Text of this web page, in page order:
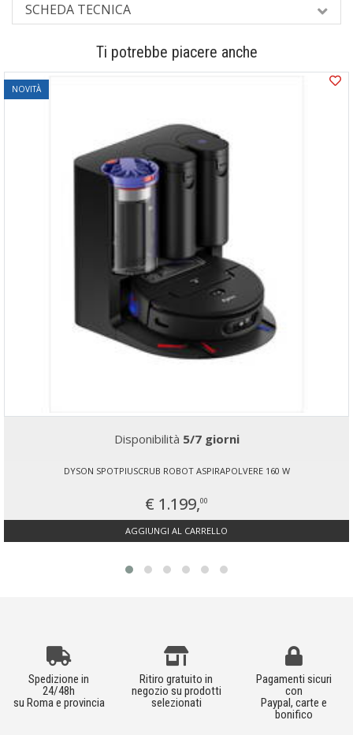
SCHEDA TECNICA
Ti potrebbe piacere anche
NOVITÀ
Disponibilità 5/7 giorni
DYSON SPOTPIUSCRUB ROBOT ASPIRAPOLVERE 160 W
€ 1.199,00
AGGIUNGI AL CARRELLO
Spedizione in
24/48h
su Roma e provincia
Ritiro gratuito in
negozio su prodotti
selezionati
Pagamenti sicuri
con
Paypal, carte e
bonifico